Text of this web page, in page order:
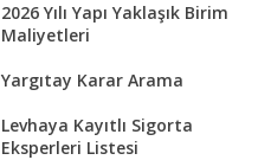
2026 Yılı Yapı Yaklaşık Birim
Maliyetleri
Yargıtay Karar Arama
Levhaya Kayıtlı Sigorta
Eksperleri Listesi